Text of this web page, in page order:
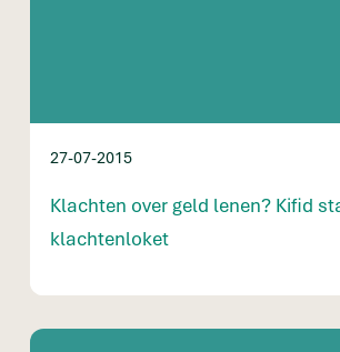
27-07-2015
Klachten over geld lenen? Kifid
klachtenloket